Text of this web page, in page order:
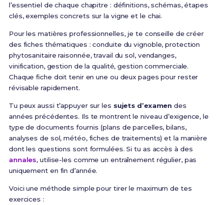
l’essentiel de chaque chapitre : définitions, schémas, étapes
clés, exemples concrets sur la vigne et le chai.
Pour les matières professionnelles, je te conseille de créer
des fiches thématiques : conduite du vignoble, protection
phytosanitaire raisonnée, travail du sol, vendanges,
vinification, gestion de la qualité, gestion commerciale.
Chaque fiche doit tenir en une ou deux pages pour rester
révisable rapidement.
Tu peux aussi t’appuyer sur les sujets d’examen des
années précédentes. Ils te montrent le niveau d’exigence, le
type de documents fournis (plans de parcelles, bilans,
analyses de sol, météo, fiches de traitements) et la manière
dont les questions sont formulées. Si tu as accès à des
annales, utilise-les comme un entraînement régulier, pas
uniquement en fin d’année.
Voici une méthode simple pour tirer le maximum de tes
exercices :